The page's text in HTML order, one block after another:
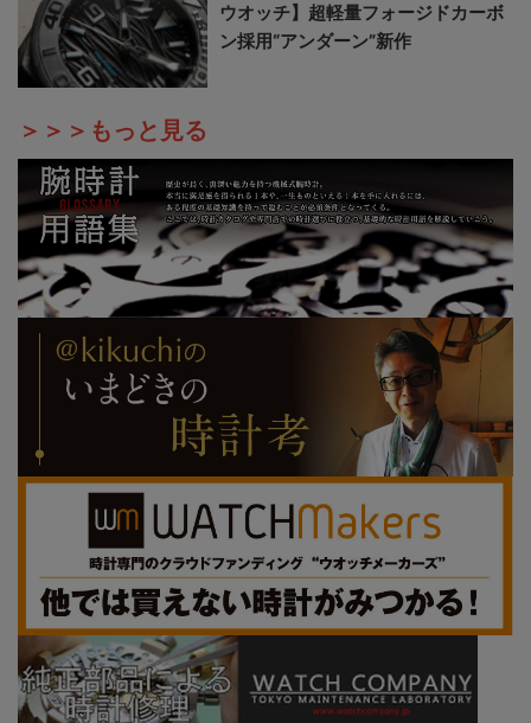
ウオッチ】超軽量フォージドカーボ
ン採用“アンダーン”新作
＞＞＞もっと見る